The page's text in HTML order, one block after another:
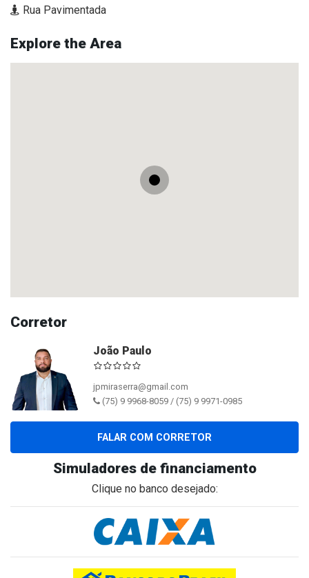
Rua Pavimentada
Explore the Area
Corretor
João Paulo
jpmiraserra@gmail.com
(75) 9 9968-8059 / (75) 9 9971-0985
FALAR COM CORRETOR
Simuladores de financiamento
Clique no banco desejado: